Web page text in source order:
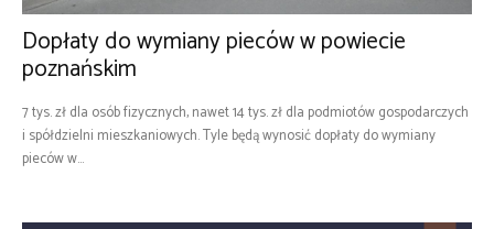
Dopłaty do wymiany pieców w powiecie
poznańskim
7 tys. zł dla osób fizycznych, nawet 14 tys. zł dla podmiotów gospodarczych
i spółdzielni mieszkaniowych. Tyle będą wynosić dopłaty do wymiany
pieców w...